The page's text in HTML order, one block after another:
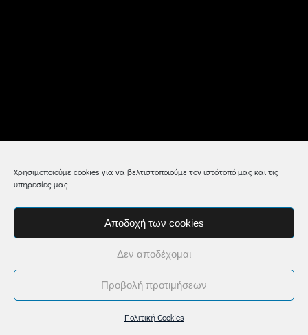
Χρησιμοποιούμε cookies για να βελτιστοποιούμε τον ιστότοπό μας και τις
υπηρεσίες μας.
Αποδοχή των cookies
Δεν αποδέχομαι
Προβολή προτιμήσεων
Πολιτική Cookies